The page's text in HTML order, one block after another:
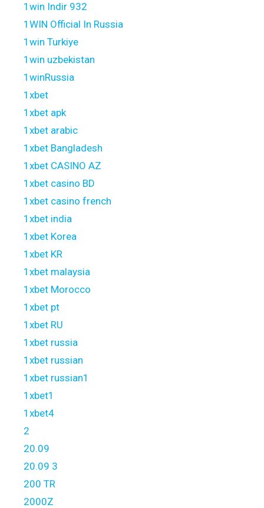
1win Indir 932
1WIN Official In Russia
1win Turkiye
1win uzbekistan
1winRussia
1xbet
1xbet apk
1xbet arabic
1xbet Bangladesh
1xbet CASINO AZ
1xbet casino BD
1xbet casino french
1xbet india
1xbet Korea
1xbet KR
1xbet malaysia
1xbet Morocco
1xbet pt
1xbet RU
1xbet russia
1xbet russian
1xbet russian1
1xbet1
1xbet4
2
20.09
20.09 3
200 TR
2000Z